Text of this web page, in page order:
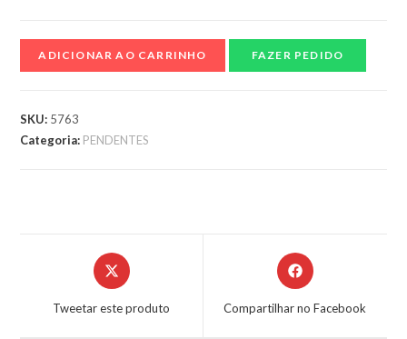
ADICIONAR AO CARRINHO FAZER PEDIDO
SKU: 5763
Categoria: PENDENTES
Tweetar este produto Compartilhar no Facebook